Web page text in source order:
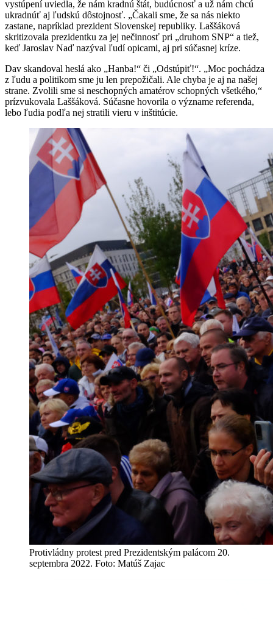
vystúpení uviedla, že nám kradnú štát, budúcnosť a už nám chcú
ukradnúť aj ľudskú dôstojnosť. „Čakali sme, že sa nás niekto
zastane, napríklad prezident Slovenskej republiky. Laššáková
skritizovala prezidentku za jej nečinnosť pri „druhom SNP“ a tiež,
keď Jaroslav Naď nazýval ľudí opicami, aj pri súčasnej kríze.
Dav skandoval heslá ako „Hanba!“ či „Odstúpiť!“. „Moc pochádza
z ľudu a politikom sme ju len prepožičali. Ale chyba je aj na našej
strane. Zvolili sme si neschopných amatérov schopných všetkého,“
prízvukovala Laššáková. Súčasne hovorila o význame referenda,
lebo ľudia podľa nej stratili vieru v inštitúcie.
Protivládny protest pred Prezidentským palácom 20.
septembra 2022. Foto: Matúš Zajac